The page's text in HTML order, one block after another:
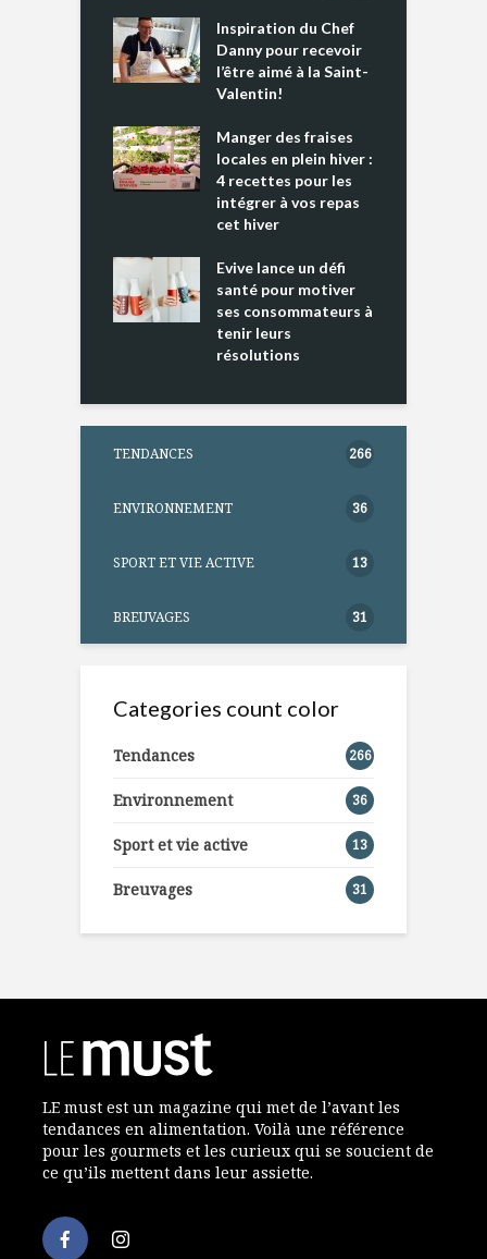
Inspiration du Chef
Danny pour recevoir
l’être aimé à la Saint-
Valentin!
Manger des fraises
locales en plein hiver :
4 recettes pour les
intégrer à vos repas
cet hiver
Evive lance un défi
santé pour motiver
ses consommateurs à
tenir leurs
résolutions
TENDANCES 266
ENVIRONNEMENT 36
SPORT ET VIE ACTIVE 13
BREUVAGES 31
Categories count color
Tendances 266
Environnement 36
Sport et vie active 13
Breuvages 31
LE must est un magazine qui met de l’avant les
tendances en alimentation. Voilà une référence
pour les gourmets et les curieux qui se soucient de
ce qu’ils mettent dans leur assiette.